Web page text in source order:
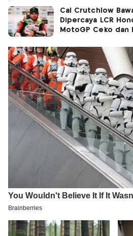
Cal Crutchlow
Dipercaya LCR
MotoGP Ceko dan